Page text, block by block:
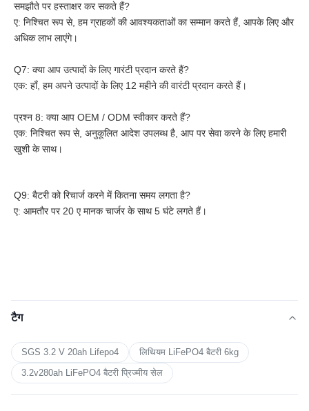
समझौते पर हस्ताक्षर कर सकते हैं?
ए: निश्चित रूप से, हम ग्राहकों की आवश्यकताओं का सम्मान करते हैं, आपके लिए और
अधिक लाभ लाएंगे।
Q7: क्या आप उत्पादों के लिए गारंटी प्रदान करते हैं?
एक: हाँ, हम अपने उत्पादों के लिए 12 महीने की वारंटी प्रदान करते हैं।
प्रश्न 8: क्या आप OEM / ODM स्वीकार करते हैं?
एक: निश्चित रूप से, अनुकूलित आदेश उपलब्ध है, आप पर सेवा करने के लिए हमारी
खुशी के साथ।
Q9: बैटरी को रिचार्ज करने में कितना समय लगता है?
ए: आमतौर पर 20 ए मानक चार्जर के साथ 5 घंटे लगते हैं।
टैग
SGS 3.2 V 20ah Lifepo4
लिथियम LiFePO4 बैटरी 6kg
3.2v280ah LiFePO4 बैटरी प्रिज्मीय सेल